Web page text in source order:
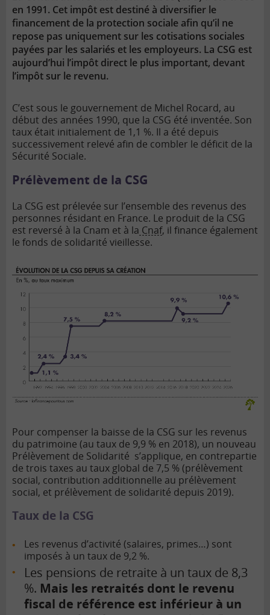
en 1991. Cet impôt est destiné à diversifier le
financement de la protection sociale afin qu’il ne
repose pas uniquement sur les cotisations sociales
payées par les salariés et les employeurs. La CSG est
aujourd’hui l’impôt direct le plus important, devant
l’impôt sur le revenu.
C’est sous le gouvernement de Michel Rocard, au
début des années 1990, que la CSG été inventée. Son
taux était initialement de 1,1 %. Il a été depuis
successivement relevé afin de combler le déficit de la
Sécurité Sociale.
Prélèvement de la CSG
La CSG est prélevée sur l’ensemble des revenus des
personnes résidant en France. Le produit de la CSG
est reversé à la Cnam et à la Cnaf, il finance également
le fonds de solidarité vieillesse.
Pour compenser la baisse de la CSG sur les revenus
du patrimoine (au taux de 9,9 % en 2018), un nouveau
Prélèvement de Solidarité s’applique, en contrepartie
de trois taxes au taux global de 7,5 % (prélèvement
social, contribution additionnelle au prélèvement
social, et prélèvement de solidarité depuis 2019).
Taux de la CSG
Les revenus d’activité (salaires, primes…) sont
imposés à un taux de 9,2 %.
Les pensions de retraite à un taux de 8,3
%. Mais les retraités dont le revenu
fiscal de référence est inférieur à un